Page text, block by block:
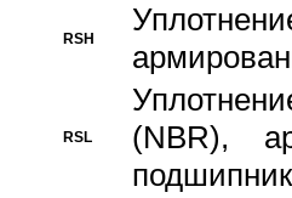
RSH
RSL
(NBR),